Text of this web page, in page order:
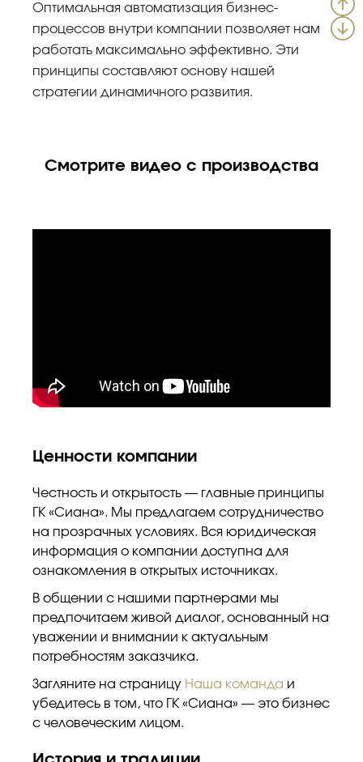
Оптимальная автоматизация бизнес-
процессов внутри компании позволяет нам
работать максимально эффективно. Эти
принципы составляют основу нашей
стратегии динамичного развития.
Смотрите видео с производства
Ценности компании
Честность и открытость — главные принципы
ГК «Сиана». Мы предлагаем сотрудничество
на прозрачных условиях. Вся юридическая
информация о компании доступна для
ознакомления в открытых источниках.
В общении с нашими партнерами мы
предпочитаем живой диалог, основанный на
уважении и внимании к актуальным
потребностям заказчика.
Загляните на страницу Наша команда и
убедитесь в том, что ГК «Сиана» — это бизнес
с человеческим лицом.